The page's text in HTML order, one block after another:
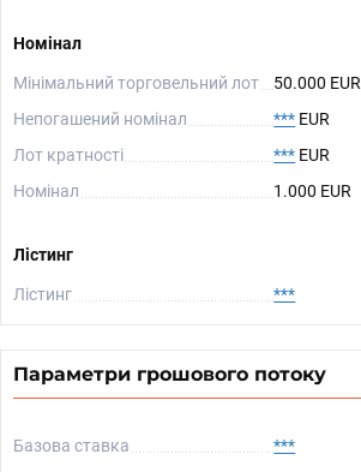
Номінал
Мінімальний торговельний лот
50.000 EUR
Непогашений номінал
*** EUR
Лот кратності
*** EUR
Номінал
1.000 EUR
Лістинг
Лістинг ***
Параметри грошового потоку
Базова ставка
***